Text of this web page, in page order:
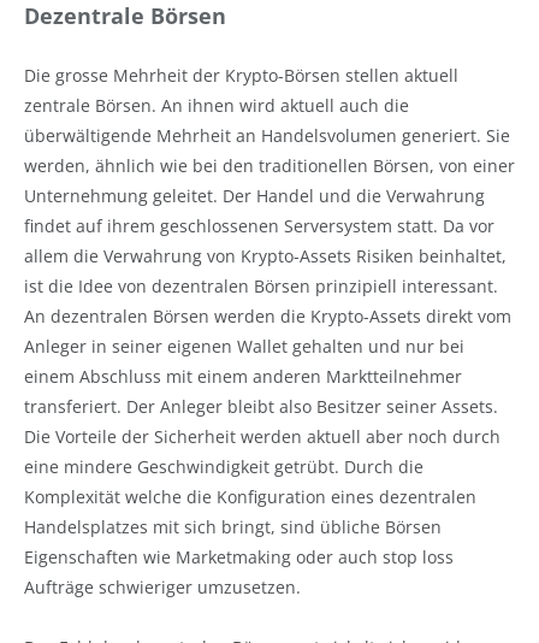
Dezentrale Börsen
Die grosse Mehrheit der Krypto-Börsen stellen aktuell
zentrale Börsen. An ihnen wird aktuell auch die
überwältigende Mehrheit an Handelsvolumen generiert. Sie
werden, ähnlich wie bei den traditionellen Börsen, von einer
Unternehmung geleitet. Der Handel und die Verwahrung
findet auf ihrem geschlossenen Serversystem statt. Da vor
allem die Verwahrung von Krypto-Assets Risiken beinhaltet,
ist die Idee von dezentralen Börsen prinzipiell interessant.
An dezentralen Börsen werden die Krypto-Assets direkt vom
Anleger in seiner eigenen Wallet gehalten und nur bei
einem Abschluss mit einem anderen Marktteilnehmer
transferiert. Der Anleger bleibt also Besitzer seiner Assets.
Die Vorteile der Sicherheit werden aktuell aber noch durch
eine mindere Geschwindigkeit getrübt. Durch die
Komplexität welche die Konfiguration eines dezentralen
Handelsplatzes mit sich bringt, sind übliche Börsen
Eigenschaften wie Marketmaking oder auch stop loss
Aufträge schwieriger umzusetzen.